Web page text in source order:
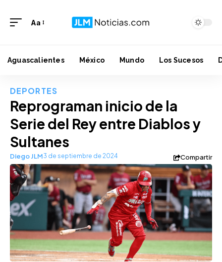
Aa
Aguascalientes México Mundo Los Sucesos
DEPORTES
Reprograman inicio de la
Serie del Rey entre Diablos y
Sultanes
Diego JLM3 de septiembre de 2024 Compartir